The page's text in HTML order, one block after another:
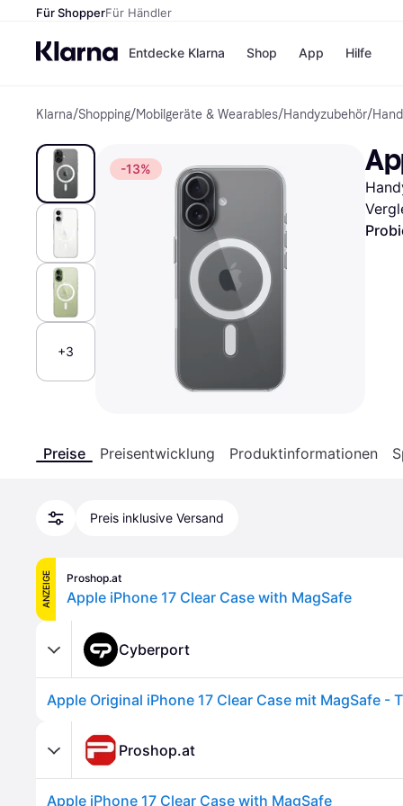
Für ShopperFür Händler
Entdecke Klarna
Zahlungsmethoden
Bezahle in 3
Bezahle in bis zu 30
Shop
Shops
H&M
Temu
App Hilfe
Klarna/Shopping/Mobilgeräte & Wearables/Handyzubehör/
-13%
+3
Preise Preisentwicklung Produktinformationen
Preis inklusive Versand
ANZEIGE Proshop.at
Apple iPhone 17 Clear Case with MagSafe
Cyberport
Apple Original iPhone 17 Clear Case mit MagSafe -
Proshop.at
Apple iPhone 17 Clear Case with MagSafe